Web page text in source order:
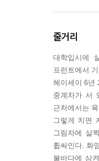
줄거리
대학입시에
프런트에서
헤이세이 6년
중계차가 서
근처에서는
그렇게 치면
그림자에 살
휩싸인다. 화
불바다에 삼